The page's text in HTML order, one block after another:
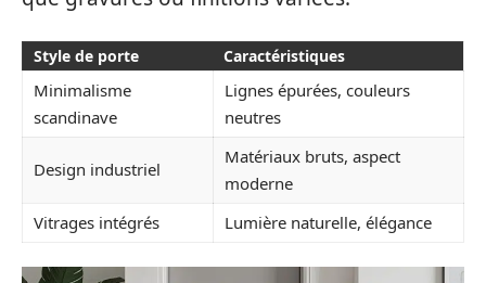
Style de porte Caractéristiques
Minimalisme
scandinave
Lignes épurées, couleurs
neutres
Design industriel
Matériaux bruts, aspect
moderne
Vitrages intégrés
Lumière naturelle, élégance